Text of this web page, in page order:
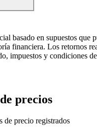
basado en supuestos que
financiera. Los retornos
impuestos y condiciones
precios
de precio registrados